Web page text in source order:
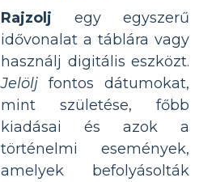
Rajzolj egy egyszerű
idővonalat a táblára vagy
használj digitális eszközt.
Jelölj fontos dátumokat,
mint születése, főbb
kiadásai és azok a
történelmi események,
amelyek befolyásolták